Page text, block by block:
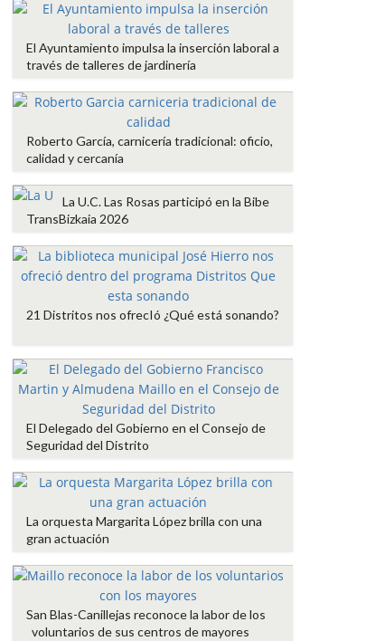
El Ayuntamiento impulsa la inserción laboral a
través de talleres de jardinería
Roberto García, carnicería tradicional: oficio,
calidad y cercanía
La U.C. Las Rosas participó en la Bibe
TransBizkaia 2026
21 Distritos nos ofrecIó ¿Qué está sonando?
El Delegado del Gobierno en el Consejo de
Seguridad del Distrito
La orquesta Margarita López brilla con una
gran actuación
San Blas-Canillejas reconoce la labor de los
voluntarios de sus centros de mayores